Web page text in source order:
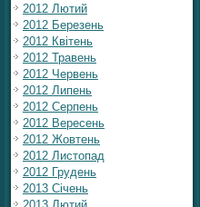
2012 Лютий
2012 Березень
2012 Квітень
2012 Травень
2012 Червень
2012 Липень
2012 Серпень
2012 Вересень
2012 Жовтень
2012 Листопад
2012 Грудень
2013 Січень